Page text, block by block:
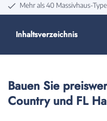
Mehr als 40 Massivhaus-
Inhaltsverzeichnis
Bauen Sie
Country und FL